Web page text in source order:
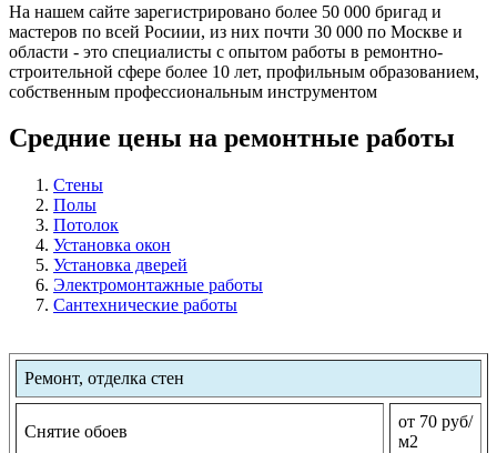
На нашем сайте зарегистрировано более 50 000 бригад и
мастеров по всей Росиии, из них почти 30 000 по Москве и
области - это специалисты с опытом работы в ремонтно-
строительной сфере более 10 лет, профильным образованием,
собственным профессиональным инструментом
Средние цены на ремонтные работы
Стены
Полы
Потолок
Установка окон
Установка дверей
Электромонтажные работы
Сантехнические работы
Ремонт, отделка стен
Снятие обоев
от 70 руб/
м2